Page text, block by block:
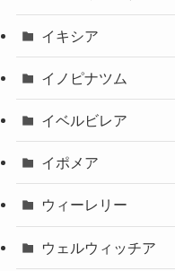
イキシア
イノピナツム
イベルビレア
イポメア
ウィーレリー
ウェルウィッチア